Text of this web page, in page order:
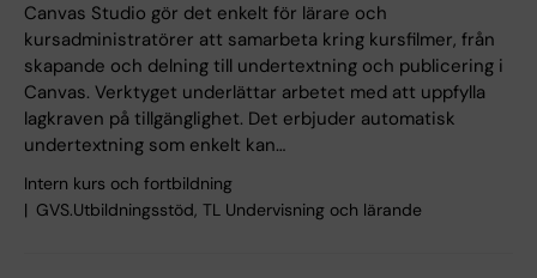
Canvas Studio gör det enkelt för lärare och
kursadministratörer att samarbeta kring kursfilmer, från
skapande och delning till undertextning och publicering i
Canvas. Verktyget underlättar arbetet med att uppfylla
lagkraven på tillgänglighet. Det erbjuder automatisk
undertextning som enkelt kan…
Intern kurs och fortbildning
GVS.Utbildningsstöd, TL Undervisning och lärande